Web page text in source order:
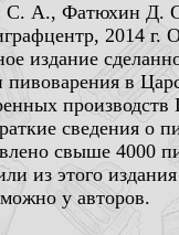
А., Фатюхин Д.
2014 г.
издание
пивоварения в
сведения о
свыше 4000
из этого
у авторов.